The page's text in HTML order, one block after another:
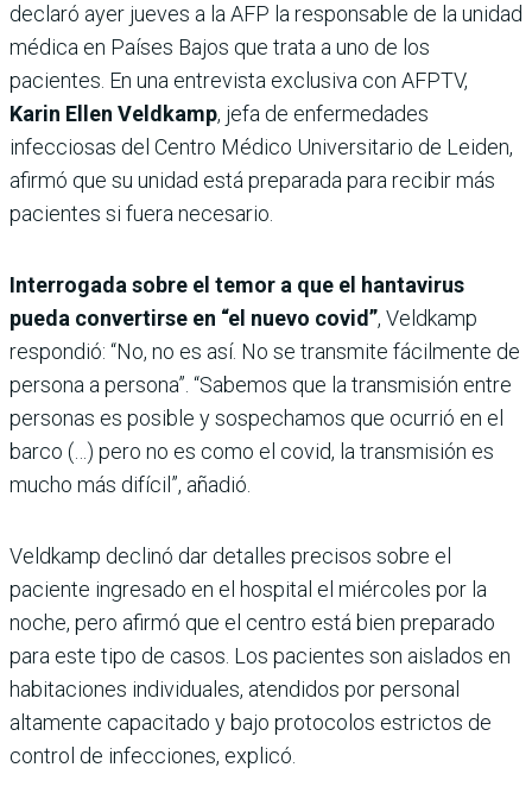
declaró ayer jueves a la AFP la responsable de la unidad
médica en Países Bajos que trata a uno de los
pacientes. En una entrevista exclusiva con AFPTV,
Karin Ellen Veldkamp, jefa de enfermedades
infecciosas del Centro Médico Universitario de Leiden,
afirmó que su unidad está preparada para recibir más
pacientes si fuera necesario.
Interrogada sobre el temor a que el hantavirus
pueda convertirse en “el nuevo covid”, Veldkamp
respondió: “No, no es así. No se transmite fácilmente de
persona a persona”. “Sabemos que la transmisión entre
personas es posible y sospechamos que ocurrió en el
barco (…) pero no es como el covid, la transmisión es
mucho más difícil”, añadió.
Veldkamp declinó dar detalles precisos sobre el
paciente ingresado en el hospital el miércoles por la
noche, pero afirmó que el centro está bien preparado
para este tipo de casos. Los pacientes son aislados en
habitaciones individuales, atendidos por personal
altamente capacitado y bajo protocolos estrictos de
control de infecciones, explicó.